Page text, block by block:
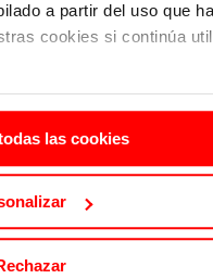
a partir del uso que
cookies si continúa
las cookies